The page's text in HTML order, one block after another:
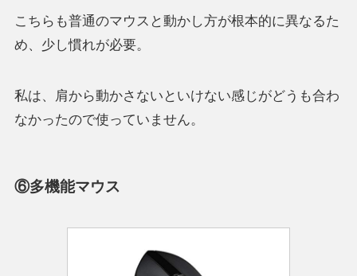
こちらも普通のマウスと動かし方が根本的に異なるた
め、少し慣れが必要。
私は、肩から動かさないといけない感じがどうも合わ
なかったので使っていません。
⑥多機能マウス